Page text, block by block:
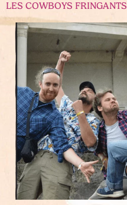
LES COWBOYS FRINGANTS